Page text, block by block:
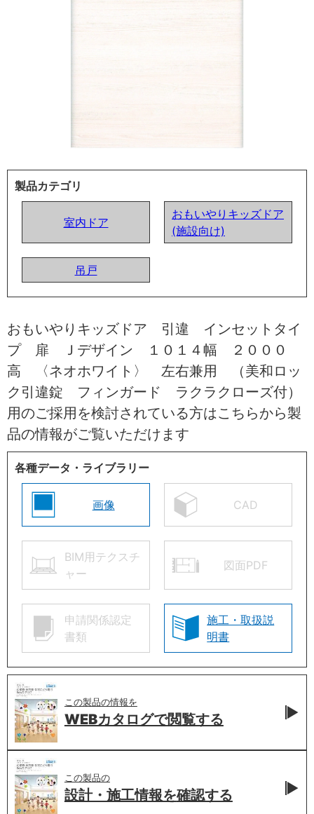
製品カテゴリ
室内ドア
おもいやりキッズドア
(施設向け)
吊戸
おもいやりキッズドア 引違 インセットタイ
プ 扉 Ｊデザイン １０１４幅 ２０００
高 〈ネオホワイト〉 左右兼用 （美和ロッ
ク引違錠 フィンガード ラクラクローズ付）
用のご採用を検討されている方はこちらから製
品の情報がご覧いただけます
各種データ・ライブラリー
画像 CAD
BIM用テクスチ
ャー
図面PDF
申請関係認定
書類
施工・取扱説
明書
この製品の情報を
WEBカタログで閲覧する
この製品の
設計・施工情報を確認する